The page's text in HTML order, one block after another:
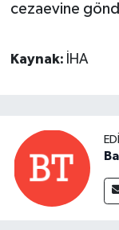
cezaevine
Kaynak: İHA